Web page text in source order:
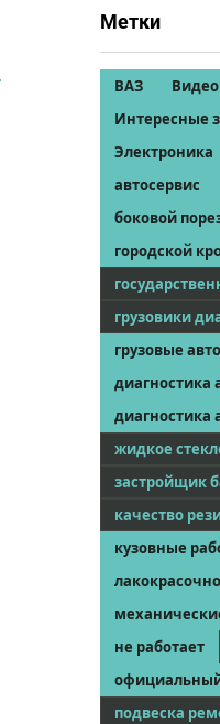
Метки
ВАЗ Видео
Интересные
Электроника
автосервис
боковой
городской
грузовики
грузовые
диагностика
диагностика
жидкое
застройщик
качество
кузовные
не работает
подвеска